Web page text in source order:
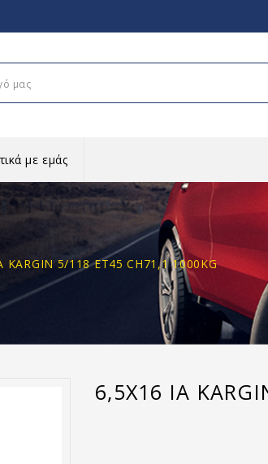
με εμάς
KARGIN 5/118 ET45 CH71,1 1000KG
6,5X16 IA